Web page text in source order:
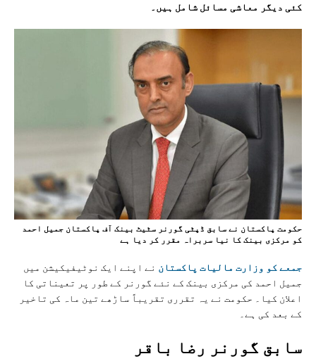
کئی دیگر معاشی مسائل شامل ہیں۔
حکومت پاکستان نے سابق ڈپٹی گورنر سٹیٹ بینک آف پاکستان جمیل احمد
کو مرکزی بینک کا نیا سربراہ مقرر کر دیا ہے
جمعے کو وزارت مالیات پاکستان نے اپنے ایک نوٹیفیکیشن میں
جمیل احمد کی مرکزی بينک کے نئے گورنر کے طور پر تعیناتی کا
اعلان کیا۔ حکومت نے یہ تقرری تقریباً ساڑھے تین ماہ کی تاخیر
کے بعد کی ہے۔
سابق گورنر رضا باقر